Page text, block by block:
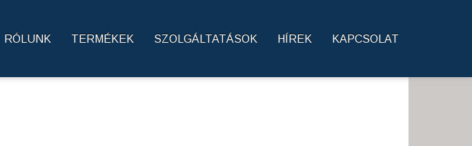
RÓLUNK TERMÉKEK SZOLGÁLTATÁSOK HÍREK KAPCSOLAT